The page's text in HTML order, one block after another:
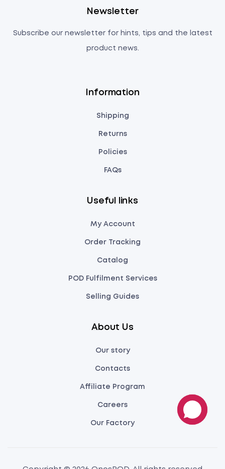
Information
Shipping
Returns
Policies
FAQs
Useful links
My Account
Order Tracking
Catalog
POD Fulfilment Services
Selling Guides
About Us
Our story
Contacts
Affiliate Program
Careers
Our Factory
Newsletter
Subscribe our newsletter for hints, tips and the latest
product news.